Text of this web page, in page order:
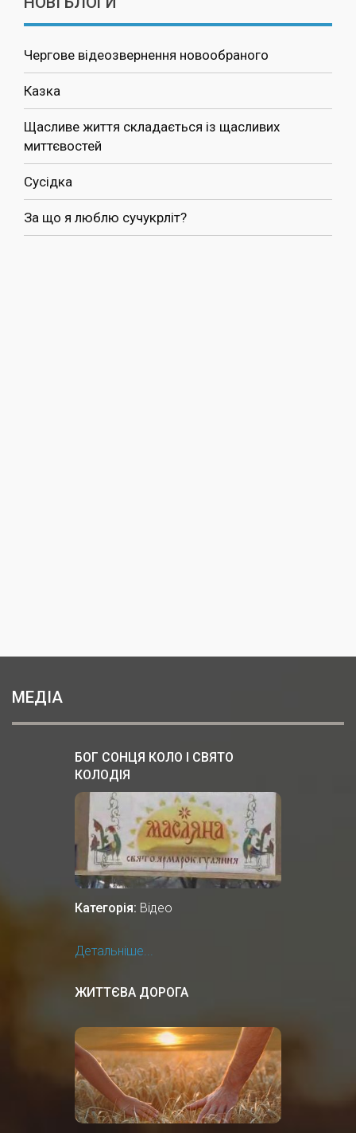
Чергове відеозвернення новообраного
Казка
Щасливе життя складається із щасливих
миттєвостей
Сусідка
За що я люблю сучукрліт?
МЕДІА
БОГ СОНЦЯ КОЛО І СВЯТО
КОЛОДІЯ
Категорія: Відео
Детальніше...
ЖИТТЄВА ДОРОГА